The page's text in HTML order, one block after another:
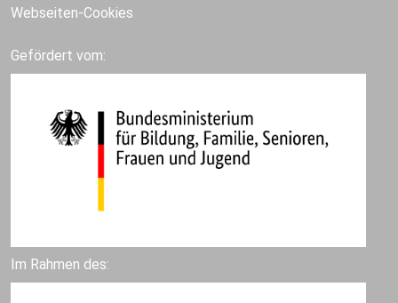
Webseiten-Cookies
Gefördert vom:
Im Rahmen des: